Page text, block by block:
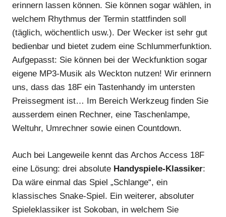
erinnern lassen können. Sie können sogar wählen, in
welchem Rhythmus der Termin stattfinden soll
(täglich, wöchentlich usw.). Der Wecker ist sehr gut
bedienbar und bietet zudem eine Schlummerfunktion.
Aufgepasst: Sie können bei der Weckfunktion sogar
eigene MP3-Musik als Weckton nutzen! Wir erinnern
uns, dass das 18F ein Tastenhandy im untersten
Preissegment ist… Im Bereich Werkzeug finden Sie
ausserdem einen Rechner, eine Taschenlampe,
Weltuhr, Umrechner sowie einen Countdown.
Auch bei Langeweile kennt das Archos Access 18F
eine Lösung: drei absolute Handyspiele-Klassiker:
Da wäre einmal das Spiel „Schlange“, ein
klassisches Snake-Spiel. Ein weiterer, absoluter
Spieleklassiker ist Sokoban, in welchem Sie